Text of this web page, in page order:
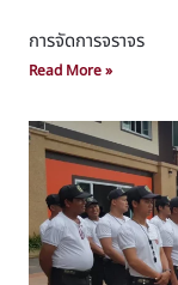
การจัดการจราจร
Read More »